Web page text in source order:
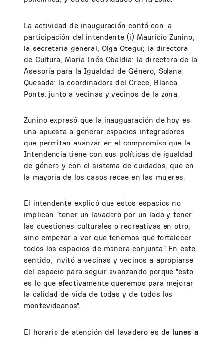
La actividad de inauguración contó con la
participación del intendente (i) Mauricio Zunino;
la secretaria general, Olga Otegui; la directora
de Cultura, María Inés Obaldía; la directora de la
Asesoría para la Igualdad de Género; Solana
Quesada; la coordinadora del Crece, Blanca
Ponte; junto a vecinas y vecinos de la zona.
Zunino expresó que la inauguaración de hoy es
una apuesta a generar espacios integradores
que permitan avanzar en el compromiso que la
Intendencia tiene con sus políticas de igualdad
de género y con el sistema de cuidados, que en
la mayoría de los casos recae en las mujeres.
El intendente explicó que estos espacios no
implican "tener un lavadero por un lado y tener
las cuestiones culturales o recreativas en otro,
sino empezar a ver que tenemos que fortalecer
todos los espacios de manera conjunta". En este
sentido, invitó a vecinas y vecinos a apropiarse
del espacio para seguir avanzando porque "esto
es lo que efectivamente queremos para mejorar
la calidad de vida de todas y de todos los
montevideanos".
El horario de atención del lavadero es de lunes a